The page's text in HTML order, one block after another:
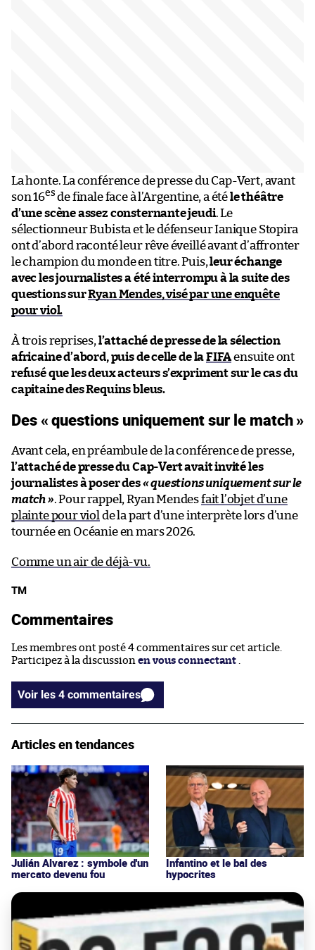
La honte. La conférence de presse du Cap-Vert, avant
son 16es de finale face à l’Argentine, a étéle théâtre
d’une scène assez consternante jeudi. Le
sélectionneur Bubista et le défenseur Ianique Stopira
ont d’abord raconté leur rêve éveillé avant d’affronter
le champion du monde en titre. Puis,leur échange
avec les journalistes a été interrompu à la suite des
questions surRyan Mendes, visé par une enquête
pour viol.
À trois reprises, l’attaché de presse de la sélection
africaine d’abord, puis de celle de laFIFAensuite ont
refusé que les deux acteurs s’expriment sur le cas du
capitaine des Requins bleus.
Des « questions uniquement sur le match »
Avant cela, en préambule de la conférence de presse,
l’attaché de presse du Cap-Vert avait invité les
journalistes à poser des« questions uniquement sur le
match ». Pour rappel, Ryan Mendesfait l’objet d’une
plainte pour viol de la part d’une interprète lors d’une
tournée en Océanie en mars 2026.
Comme un air de déjà-vu.
TM
Commentaires
Les membres ont posté 4 commentaires sur cet article.
Participez à la discussion en vous connectant
Voir les 4 commentaires
Articles en tendances
Julián Alvarez : symbole d'un
mercato devenu fou
Infantino et le bal des
hypocrites